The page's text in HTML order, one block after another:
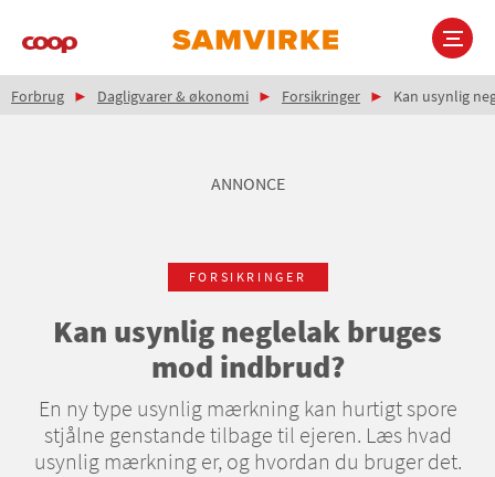
Main
Brødkrumme
Forbrug Dagligvarer & økonomi Forsikringer Kan usynlig
ANNONCE
FORSIKRINGER
Kan usynlig neglelak bruges
mod indbrud?
En ny type usynlig mærkning kan hurtigt spore
stjålne genstande tilbage til ejeren. Læs hvad
usynlig mærkning er, og hvordan du bruger det.